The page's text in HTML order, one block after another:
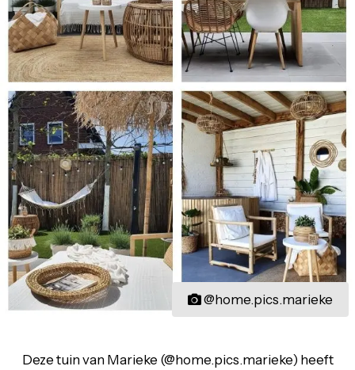
@home.pics.marieke
Deze tuin van Marieke (@home.pics.marieke) heeft